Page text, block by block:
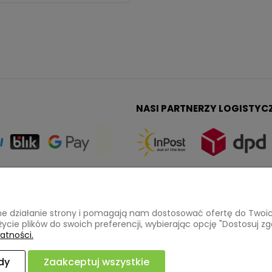
Formy płatności
Polityka
NASI PARTNERZY
działanie strony i pomagają nam dostosować ofertę do
plików do swoich preferencji, wybierając opcję "Dostosuj
Zaakceptuj wszystkie